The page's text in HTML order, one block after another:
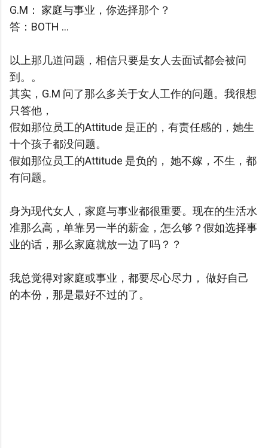
G.M： 家庭与事业，你选择那个？
答：BOTH ...
以上那几道问题，相信只要是女人去面试都会被问
到。。
其实，G.M 问了那么多关于女人工作的问题。我很想
只答他，
假如那位员工的Attitude 是正的，有责任感的，她生
十个孩子都没问题。
假如那位员工的Attitude 是负的， 她不嫁，不生，都
有问题。
身为现代女人，家庭与事业都很重要。现在的生活水
准那么高，单靠另一半的薪金，怎么够？假如选择事
业的话，那么家庭就放一边了吗？？
我总觉得对家庭或事业，都要尽心尽力， 做好自己
的本份，那是最好不过的了。